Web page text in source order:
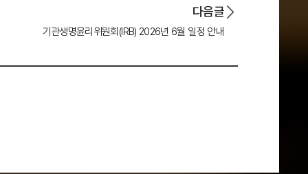
다음글
기관생명윤리위원회(IRB) 2026년 6월 일정 안내